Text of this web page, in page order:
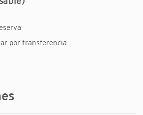
por transferencia